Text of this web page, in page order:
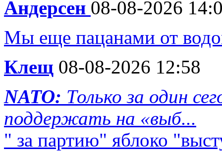
Андерсен 08-08-2026
Мы еще пацанами от
Клещ 08-08-2026 12:58
NATO: Только за один
поддержать на «выб...
" за партию" яблоко